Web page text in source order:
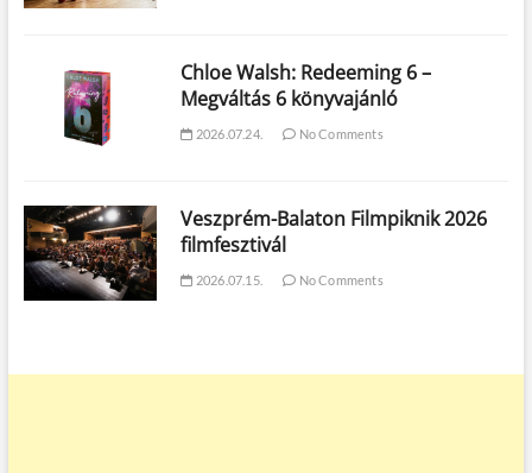
Chloe Walsh: Redeeming 6 –
Megváltás 6 könyvajánló
2026.07.24. No Comments
Veszprém-Balaton Filmpiknik 2026
filmfesztivál
2026.07.15. No Comments